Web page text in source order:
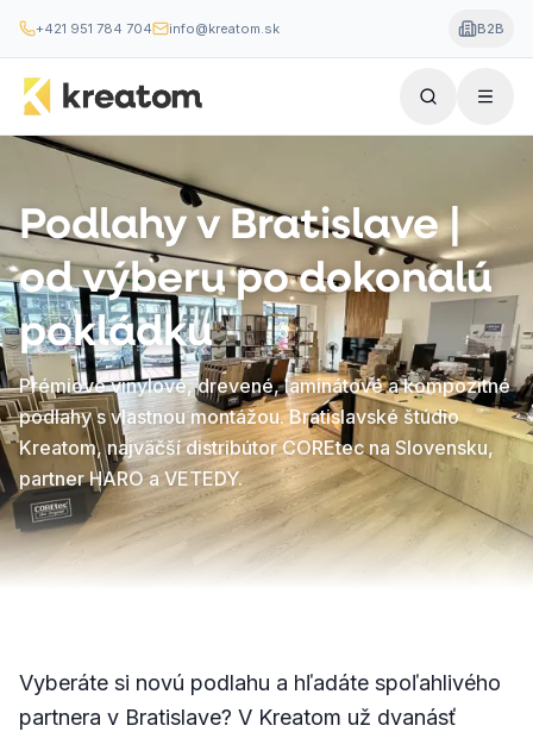
+421 951 784 704 info@kreatom.sk B2B
Podlahy v Bratislave |
od výberu po dokonalú
pokládku
Prémiové vinylové, drevené, laminátové a kompozitné
podlahy s vlastnou montážou. Bratislavské štúdio
Kreatom, najväčší distribútor COREtec na Slovensku,
partner HARO a VETEDY.
Vyberáte si novú podlahu a hľadáte spoľahlivého
partnera v Bratislave? V Kreatom už dvanásť